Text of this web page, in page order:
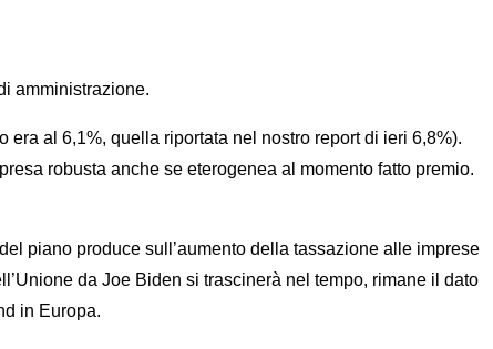
amministrazione.
era al 6,1%, quella riportata nel nostro report di ieri 6,8%).
robusta anche se eterogenea al momento fatto premio.
piano produce sull’aumento della tassazione alle imprese
da Joe Biden si trascinerà nel tempo, rimane il dato
in Europa.